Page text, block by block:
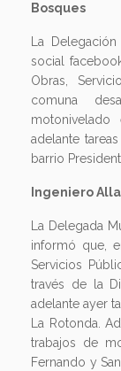
Bosques
La
social
Obras,
comuna
adelante
barrio
Ingeniero
La Delegada
informó que,
Servicios
través de la
adelante ayer
La Rotonda.
trabajos de
Fernando y